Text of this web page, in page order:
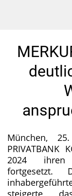
München,
PRIVATBANK
2024 ihren
fortgesetzt.
steigerte